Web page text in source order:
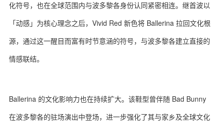
化符号，也在全球范围内与波多黎各身份认同紧密相连。继首波以
「动感」为核心理念之后，Vivid Red 新色将 Ballerina 拉回文化根
源，通过这一醒目而富有时节意涵的符号，与波多黎各建立直接的
情感联结。
Ballerina 的文化影响力也在持续扩大。该鞋型曾伴随 Bad Bunny
在波多黎各的驻场演出中登场，进一步强化了其与家乡及全球文化